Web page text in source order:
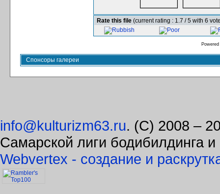
Rate this file (current rating : 1.7 / 5 with 6
Спонсоры галереи
info@kulturizm63.ru. (C) 2008 –
Самарской лиги бодибилдинга
Webvertex - создание и